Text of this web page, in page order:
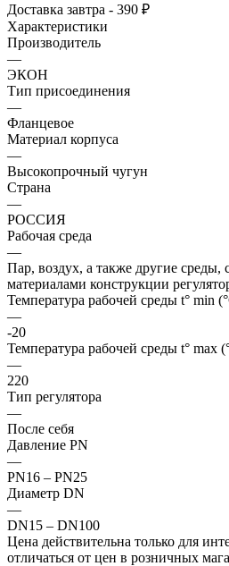
Доставка завтра - 390 ₽
Характеристики
Производитель
—
ЭКОН
Тип присоединения
—
Фланцевое
Материал корпуса
—
Высокопрочный чугун
Страна
—
РОССИЯ
Рабочая среда
—
Пар, воздух, а также другие среды,
материалами конструкции
Температура рабочей среды t° min
—
-20
Температура рабочей среды t° max
—
220
Тип регулятора
—
После себя
Давление PN
—
PN16 – PN25
Диаметр DN
—
DN15 – DN100
Цена действительна только для
отличаться от цен в розничных